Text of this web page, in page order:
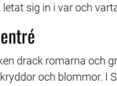
letat sig in i var och
drack romarna och
och blommor. I